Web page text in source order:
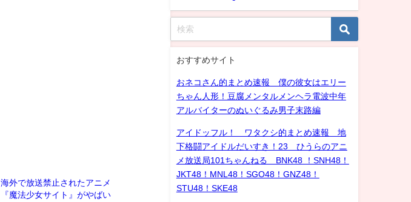
海外で放送禁止されたアニメ
『魔法少女サイト』がやばい
おすすめサイト
おネコさん的まとめ速報 僕の彼女はエリー
ちゃん人形！豆腐メンタルメンヘラ電波中年
アルバイターのぬいぐるみ男子末路編
アイドッフル！ ワタクシ的まとめ速報 地
下格闘アイドルだいすき！23 ひうらのアニ
メ放送局101ちゃんねる BNK48 ！SNH48！
JKT48！MNL48！SGO48！GNZ48！
STU48！SKE48